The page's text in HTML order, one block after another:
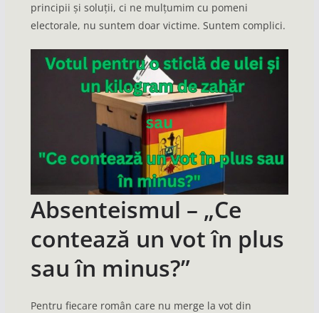
principii și soluții, ci ne mulțumim cu pomeni
electorale, nu suntem doar victime. Suntem complici.
Absenteismul – „Ce
contează un vot în plus
sau în minus?”
Pentru fiecare român care nu merge la vot din